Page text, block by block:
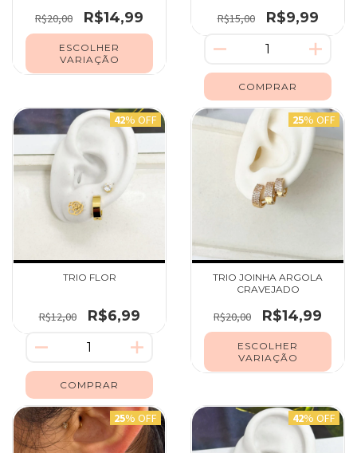
R$20,00 R$14,99
ESCOLHER
VARIAÇÃO
R$15,00 R$9,99
42% OFF
TRIO FLOR
R$12,00 R$6,99
25% OFF
TRIO JOINHA ARGOLA
CRAVEJADO
R$20,00 R$14,99
ESCOLHER
VARIAÇÃO
25% OFF 42% OFF